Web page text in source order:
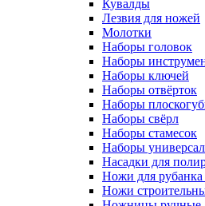
Кувалды
Лезвия для ножей
Молотки
Наборы головок
Наборы
Наборы ключей
Наборы отвёрток
Наборы
Наборы свёрл
Наборы стамесок
Наборы
Насадки для
Ножи для рубанка
Ножи